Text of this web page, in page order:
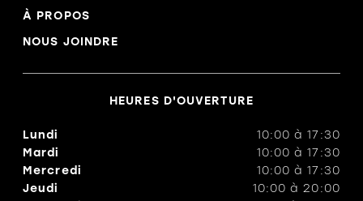
À PROPOS
NOUS JOINDRE
HEURES D'OUVERTURE
Lundi 10:00 à17:30
Mardi
10:00 à17:30
Mercredi
10:00 à17:30
Jeudi
10:00 à20:00